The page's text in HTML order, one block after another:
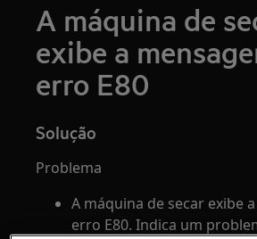
A máquina de
exibe a
erro E80
Solução
Problema
A máquina de secar exibe
erro E80. Indica um